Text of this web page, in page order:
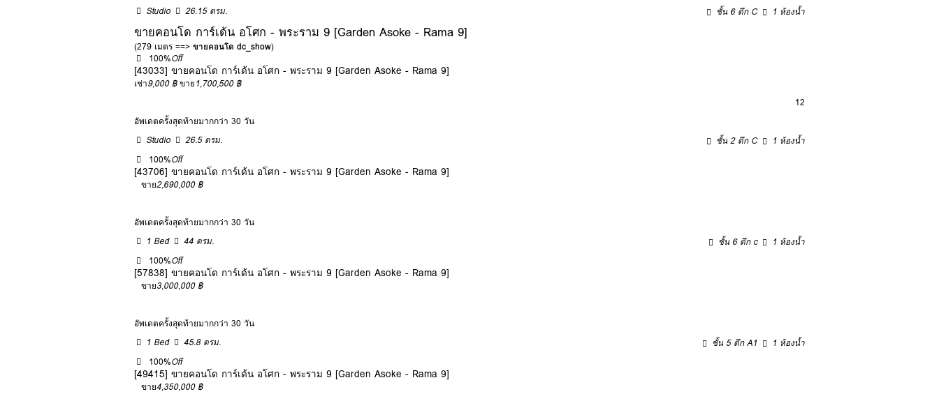
Studio
26.15 ตรม. ชั้น 6 ตึก C 1 ห้องน้ำ
ขายคอนโด การ์เด้น อโศก - พระราม 9 [Garden Asoke - Rama 9]
(279 เมตร ==> ขายคอนโด dc_show)
100%Off
[43033] ขายคอนโด การ์เด้น อโศก - พระราม 9 [Garden Asoke - Rama 9]
เช่า9,000 ฿ ขาย1,700,500 ฿
12
อัพเดตครั้งสุดท้ายมากกว่า 30 วัน
Studio
26.5 ตรม. ชั้น 2 ตึก C
1 ห้องน้ำ
100%Off
[43706] ขายคอนโด การ์เด้น อโศก - พระราม 9 [Garden Asoke - Rama 9]
ขาย2,690,000 ฿
อัพเดตครั้งสุดท้ายมากกว่า 30 วัน
1 Bed
44 ตรม. ชั้น 6 ตึก c
1 ห้องน้ำ
100%Off
[57838] ขายคอนโด การ์เด้น อโศก - พระราม 9 [Garden Asoke - Rama 9]
ขาย3,000,000 ฿
อัพเดตครั้งสุดท้ายมากกว่า 30 วัน
1 Bed
45.8 ตรม. ชั้น 5 ตึก A1
1 ห้องน้ำ
100%Off
[49415] ขายคอนโด การ์เด้น อโศก - พระราม 9 [Garden Asoke - Rama 9]
ขาย4,350,000 ฿